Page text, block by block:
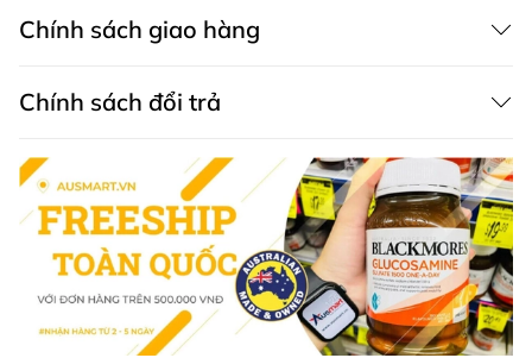
đang sử dụng bất kỳ loại thuốc nào, hãy tham
Một số sản phẩm cần ngưng sử dụng ít nhất hai
tuần trước khi phẫu thuật, vui lòng xác nhận với
Thành Phần
Mỗi viên nang chứa:
Dầu cá omega-3 cô đặc 1 g
Tương đương acid docosahexaenoic (DHA)
500 mg
Chính sách giao hàng
Chính sách đổi trả